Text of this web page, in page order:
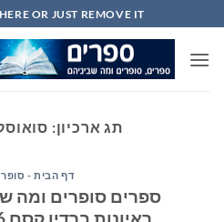
to
content
OR JUST REMOVE IT...
תג ארכיון:
דף הבית -
ספרים סופרים ומה